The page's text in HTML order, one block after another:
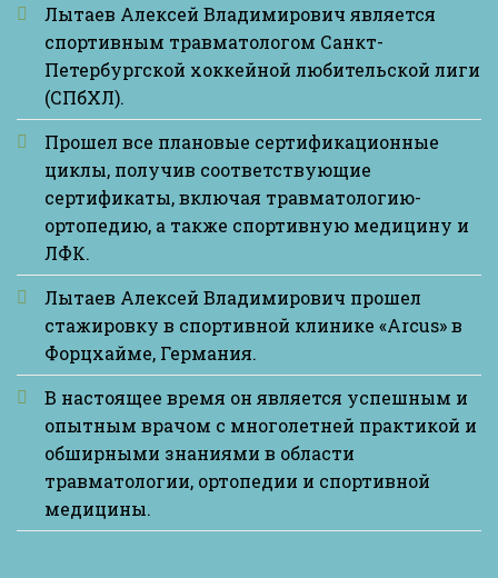
Лытаев Алексей Владимирович является
спортивным травматологом Санкт-
Петербургской хоккейной любительской лиги
(СПбХЛ).
Прошел все плановые сертификационные
циклы, получив соответствующие
сертификаты, включая травматологию-
ортопедию, а также спортивную медицину и
ЛФК.
Лытаев Алексей Владимирович прошел
стажировку в спортивной клинике «Arcus» в
Форцхайме, Германия.
В настоящее время он является успешным и
опытным врачом с многолетней практикой и
обширными знаниями в области
травматологии, ортопедии и спортивной
медицины.